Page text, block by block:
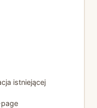
istniejącej